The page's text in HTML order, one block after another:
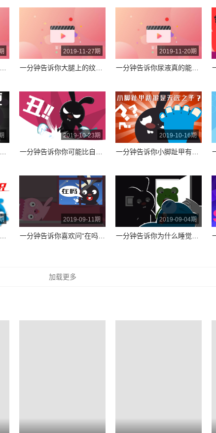
2019-11-27期 2019-11-20期
2019-10-23期 2019-10-16期
2019-09-11期 2019-09-04期
加载更多